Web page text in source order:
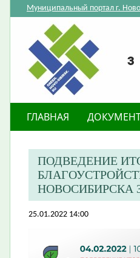
Муниципальный портал г.
ГЛАВНАЯ
ПОДВЕДЕНИЕ
НОВОСИБИРСКА
25.01.2022 14:00